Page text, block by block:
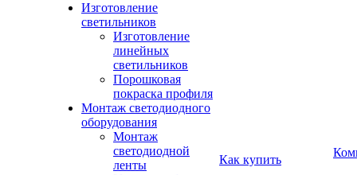
Изготовление
светильников
Изготовление
линейных
светильников
Порошковая
покраска профиля
Монтаж светодиодного
оборудования
Монтаж
светодиодной
ленты
Как купить